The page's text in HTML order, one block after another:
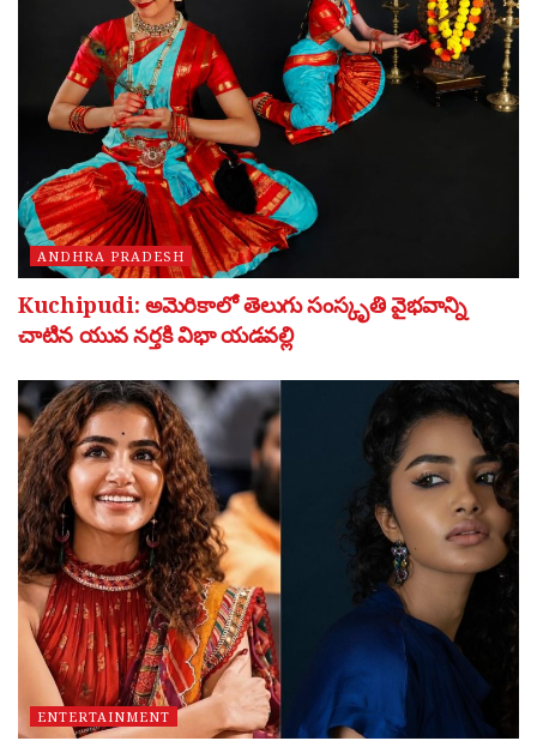
ANDHRA PRADESH
Kuchipudi: అమెరికాలో తెలుగు సంస్కృతి వైభవాన్ని
చాటిన యువ నర్తకి విభా యడవల్లి
ENTERTAINMENT